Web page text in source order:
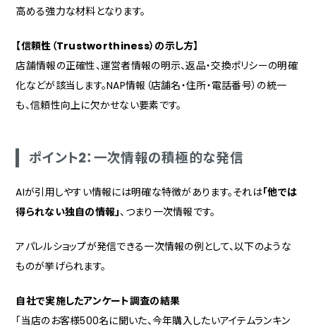
高める強力な材料となります。
【信頼性（Trustworthiness）の示し方】
店舗情報の正確性、運営者情報の明示、返品・交換ポリシーの明確
化などが該当します。NAP情報（店舗名・住所・電話番号）の統一
も、信頼性向上に欠かせない要素です。
ポイント2：一次情報の積極的な発信
AIが引用しやすい情報には明確な特徴があります。それは「他では
得られない独自の情報」、つまり一次情報です。
アパレルショップが発信できる一次情報の例として、以下のような
ものが挙げられます。
自社で実施したアンケート調査の結果
「当店のお客様500名に聞いた、今年購入したいアイテムランキン